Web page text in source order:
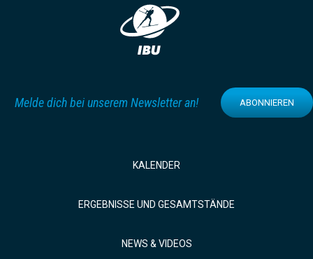
Melde dich bei unserem Newsletter an! ABONNIEREN
KALENDER
ERGEBNISSE UND GESAMTSTÄNDE
NEWS & VIDEOS